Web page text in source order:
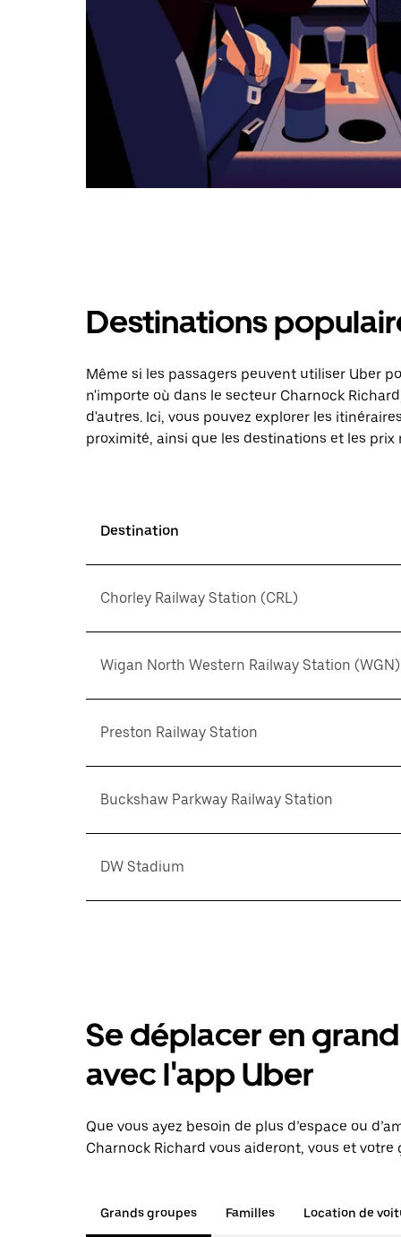
Destinations
Même si les passagers peuvent utiliser Uber
n'importe où dans le secteur Charnock
d'autres. Ici, vous pouvez explorer les
proximité, ainsi que les destinations et les prix
Destination
Chorley Railway Station (CRL)
Wigan North Western Railway Station (WGN)
Preston Railway Station
Buckshaw Parkway Railway Station
DW Stadium
Se déplacer en
avec l'app Uber
Que vous ayez besoin de plus d’espace ou
Charnock Richard vous aideront, vous et
Grands groupes Familles Location de